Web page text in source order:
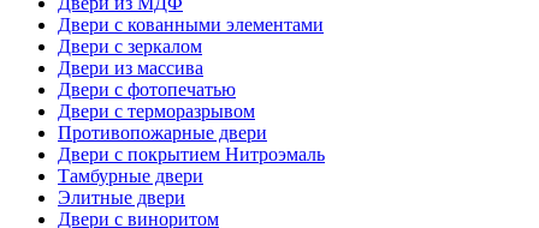
Двери с кованными элементами
Двери с зеркалом
Двери из массива
Двери с фотопечатью
Двери с терморазрывом
Противопожарные двери
Двери с покрытием Нитроэмаль
Тамбурные двери
Элитные двери
Двери с виноритом